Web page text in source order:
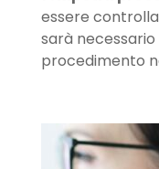
essere
sarà necessario
procedimento